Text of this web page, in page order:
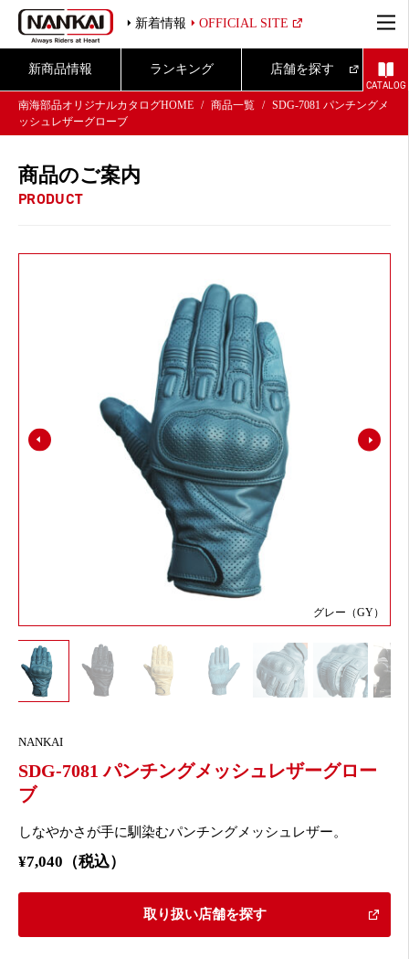
新着情報 OFFICIAL SITE
新商品情報 ランキング 店舗を探す
CATALOG
南海部品オリジナルカタログHOME
商品一覧
SDG-7081 パンチングメ
ッシュレザーグローブ
商品のご案内
PRODUCT
グレー（GY）
NANKAI
SDG-7081 パンチングメッシュレザーグロー
ブ
しなやかさが手に馴染むパンチングメッシュレザー。
¥7,040（税込）
取り扱い店舗を探す